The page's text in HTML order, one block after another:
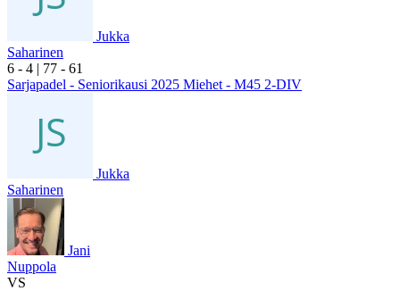
Jukka
Saharinen
6 - 4 | 77 - 61
Sarjapadel - Seniorikausi 2025 Miehet - M45 2-DIV
Jukka
Saharinen
Jani
Nuppola
VS